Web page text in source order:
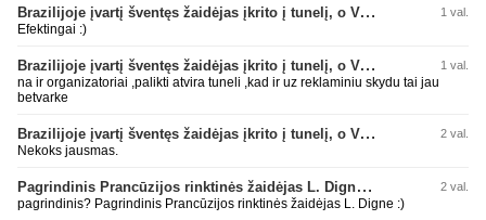
Brazilijoje įvartį šventęs žaidėjas įkrito į tunelį, o VAR įvartį atšaukė 1 val.
Efektingai :)
Brazilijoje įvartį šventęs žaidėjas įkrito į tunelį, o VAR įvartį atšaukė 1 val.
na ir organizatoriai ,palikti atvira tuneli ,kad ir uz reklaminiu skydu tai jau
betvarke
Brazilijoje įvartį šventęs žaidėjas įkrito į tunelį, o VAR įvartį atšaukė 2 val.
Nekoks jausmas.
Pagrindinis Prancūzijos rinktinės žaidėjas L. Digne papildė PSG gretas 2 val.
pagrindinis? Pagrindinis Prancūzijos rinktinės žaidėjas L. Digne :)